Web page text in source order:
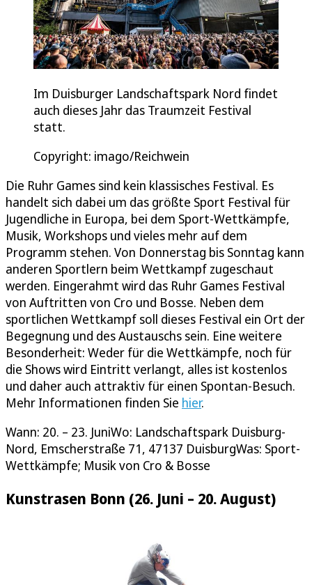
Im Duisburger Landschaftspark Nord findet
auch dieses Jahr das Traumzeit Festival
statt.
Copyright: imago/Reichwein
Die Ruhr Games sind kein klassisches Festival. Es
handelt sich dabei um das größte Sport Festival für
Jugendliche in Europa, bei dem Sport-Wettkämpfe,
Musik, Workshops und vieles mehr auf dem
Programm stehen. Von Donnerstag bis Sonntag kann
anderen Sportlern beim Wettkampf zugeschaut
werden. Eingerahmt wird das Ruhr Games Festival
von Auftritten von Cro und Bosse. Neben dem
sportlichen Wettkampf soll dieses Festival ein Ort der
Begegnung und des Austauschs sein. Eine weitere
Besonderheit: Weder für die Wettkämpfe, noch für
die Shows wird Eintritt verlangt, alles ist kostenlos
und daher auch attraktiv für einen Spontan-Besuch.
Mehr Informationen finden Sie hier.
Wann: 20. – 23. JuniWo: Landschaftspark Duisburg-
Nord, Emscherstraße 71, 47137 DuisburgWas: Sport-
Wettkämpfe; Musik von Cro & Bosse
Kunstrasen Bonn (26. Juni – 20. August)